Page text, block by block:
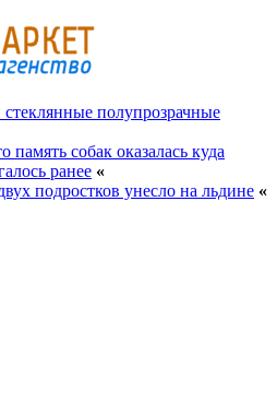
полупрозрачные
собак оказалась куда
ранее «
подростков унесло на льдине «